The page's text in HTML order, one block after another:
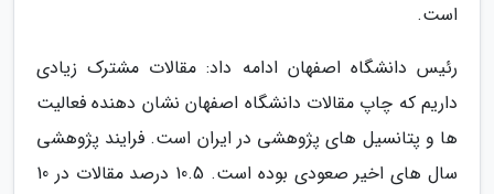
است.
رئیس دانشگاه اصفهان ادامه داد: مقالات مشترک زیادی
داریم که چاپ مقالات دانشگاه اصفهان نشان دهنده فعالیت
ها و پتانسیل های پژوهشی در ایران است. فرایند پژوهشی
سال های اخیر صعودی بوده است. 10.5 درصد مقالات در 10